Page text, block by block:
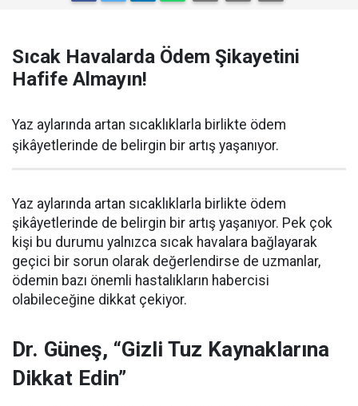
Sıcak Havalarda Ödem Şikayetini
Hafife Almayın!
Yaz aylarında artan sıcaklıklarla birlikte ödem
şikâyetlerinde de belirgin bir artış yaşanıyor.
Yaz aylarında artan sıcaklıklarla birlikte ödem
şikâyetlerinde de belirgin bir artış yaşanıyor. Pek çok
kişi bu durumu yalnızca sıcak havalara bağlayarak
geçici bir sorun olarak değerlendirse de uzmanlar,
ödemin bazı önemli hastalıkların habercisi
olabileceğine dikkat çekiyor.
Dr. Güneş, “Gizli Tuz Kaynaklarına
Dikkat Edin”